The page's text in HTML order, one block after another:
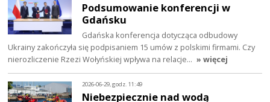
Podsumowanie konferencji w
Gdańsku
Gdańska konferencja dotycząca odbudowy
Ukrainy zakończyła się podpisaniem 15 umów z polskimi firmami. Czy
nierozliczenie Rzezi Wołyńskiej wpływa na relacje… » więcej
2026-06-29, godz. 11:49
Niebezpiecznie nad wodą